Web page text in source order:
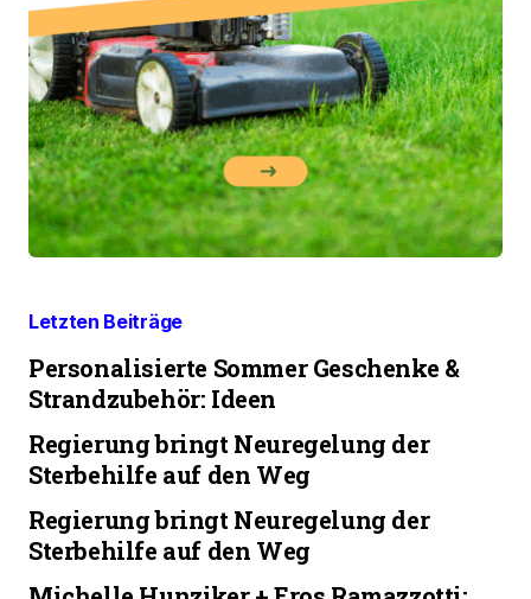
Letzten Beiträge
Personalisierte Sommer Geschenke &
Strandzubehör: Ideen
Regierung bringt Neuregelung der
Sterbehilfe auf den Weg
Regierung bringt Neuregelung der
Sterbehilfe auf den Weg